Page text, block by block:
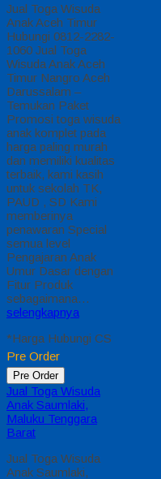
Jual Toga Wisuda
Anak Aceh Timur
Hubungi 0812-2282-
1060 Jual Toga
Wisuda Anak Aceh
Timur Nangro Aceh
Darussalam –
Temukan Paket
Promosi toga wisuda
anak komplet pada
harga paling murah
dan memiliki kualitas
terbaik, kami kasih
untuk sekolah TK,
PAUD , SD Kami
memberinya
penawaran Special
semua level
Pengajaran Anak
Umur Dasar dengan
Fitur Produk
sebagaimana…
selengkapnya
*Harga Hubungi CS
Pre Order
Pre Order
Jual Toga Wisuda
Anak Saumlaki,
Maluku Tenggara
Barat
Jual Toga Wisuda
Anak Saumlaki,